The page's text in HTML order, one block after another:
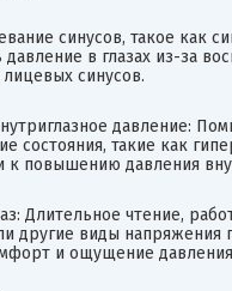
синусов, такое как
в глазах из-за
синусов.
давление:
состояния, такие как
к повышению давления
Длительное чтение,
другие виды напряжения
и ощущение